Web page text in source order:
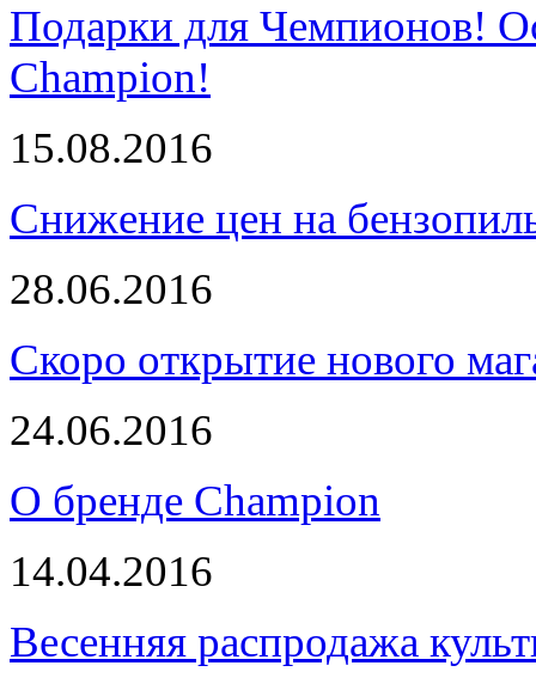
Подарки для Чемпионов!
Champion!
15.08.2016
Снижение цен на
28.06.2016
Скоро открытие нового
24.06.2016
О бренде Champion
14.04.2016
Весенняя распродажа